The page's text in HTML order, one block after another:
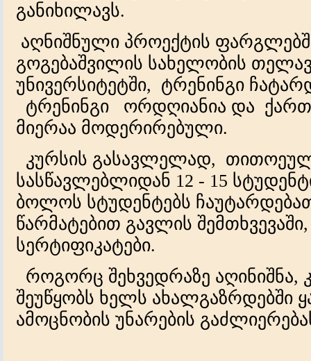
განიხილავს.
აღნიშნული პროექტის
გოგებაშვილის სახელობის
უნივერსიტეტში, ტრენინგი
ტრენინგი ორდღიანია და
მიერაა მოდერირებული.
კურსის გასავლელად,
სასწავლებლიდან 12 - 15
ბოლოს სტუდენტებს
წარმატებით გავლის
სერტიფიკატები.
როგორც შეხვედრაზე აღინიშნა,
შეუწყობს ხელს ახალგაზრდებში
ამოცნობის უნარების